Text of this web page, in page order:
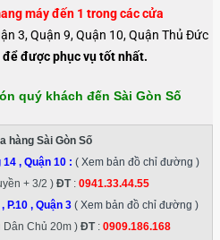
máy đến 1 trong các cửa
3, Quận 9, Quận 10, Quận Thủ Đức
để được phục vụ tốt nhất.
quý khách đến Sài Gòn Số
hàng Sài Gòn Số
, Quận 10: ( Xem bản đồ chỉ đường )
+ 3/2 ) ĐT: 0941.33.44.55
P.10 , Quận 3 ( Xem bản đồ chỉ đường )
Dân Chủ 20m ) ĐT: 0909.186.168